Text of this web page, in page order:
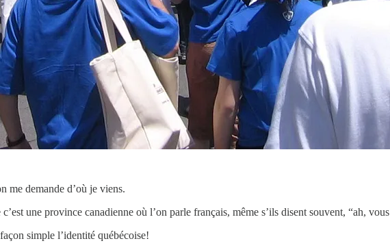
me demande d’où je viens.
une province canadienne où l’on parle français, même s’ils disent souvent, “ah,
simple l’identité québécoise!